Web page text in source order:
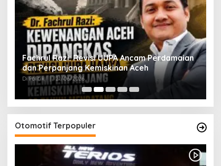
Fachrul Razi: Revisi UUPA Ancam Perdamaian
dan Perpanjang Kemiskinan Aceh
Di Politik 21/06/2026
Otomotif Terpopuler